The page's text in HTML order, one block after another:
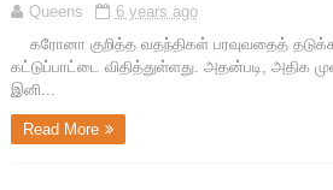
Queens
6 years ago
கரோனா குறித்த வதந்திகள் பரவுவதைத்
கட்டுப்பாட்டை விதித்துள்ளது. அதன்படி, அதிக
இனி...
Read More